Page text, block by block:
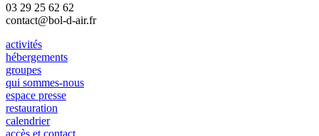
03 29 25 62 62
contact@bol-d-air.fr
activités
hébergements
groupes
qui sommes-nous
espace presse
restauration
calendrier
accès et contact